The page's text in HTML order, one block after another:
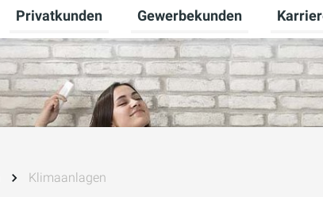
Untermenü für Erneuerbare Energien umschalten
Privatkunden
Untermenü für Privatkunden
Gewerbekunden
Klimaanlagen